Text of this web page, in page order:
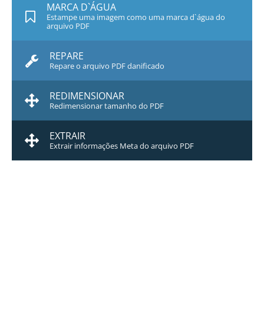
MARCA D`ÁGUA
Estampe uma imagem como uma marca d`água do
arquivo PDF
REPARE
Repare o arquivo PDF danificado
REDIMENSIONAR
Redimensionar tamanho do PDF
EXTRAIR
Extrair informações Meta do arquivo PDF